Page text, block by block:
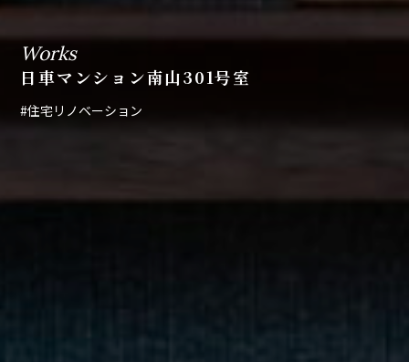
Works
日車マンション南山301号室
#住宅リノベーション